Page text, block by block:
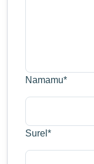
Namamu*
Surel *